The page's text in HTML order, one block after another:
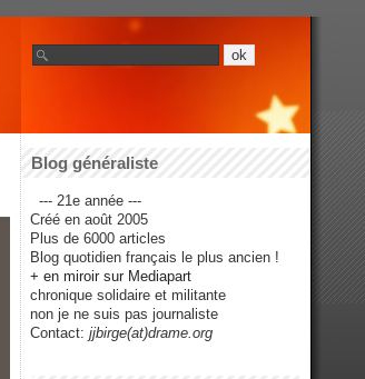
Blog généraliste
--- 21e année ---
Créé en août 2005
Plus de 6000 articles
Blog quotidien français le plus ancien !
+ en miroir sur Mediapart
chronique solidaire et militante
non je ne suis pas journaliste
Contact: jjbirge(at)drame.org